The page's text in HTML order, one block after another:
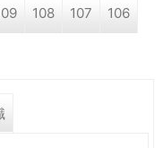
108 107 106